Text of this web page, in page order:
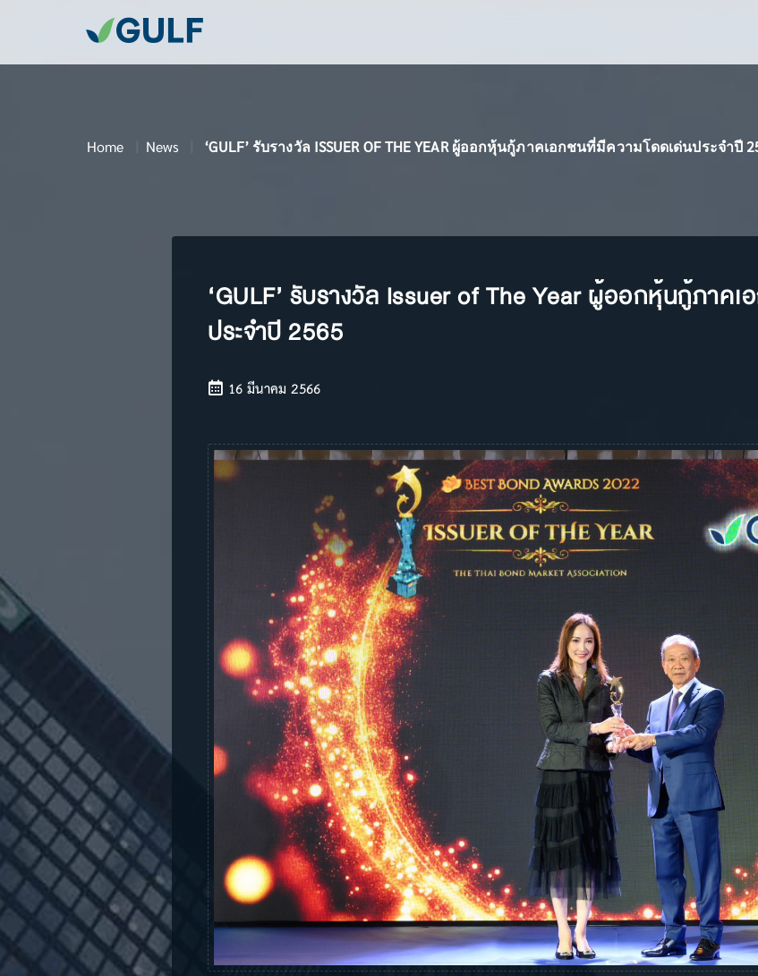
Home News ‘GULF’ รับรางวัล ISSUER OF THE YEAR ผู้ออกหุ้นกู้ภาคเอกชนที่มีความโดดเด่นประจำปี
‘GULF’ รับรางวัล Issuer of The Year ผู้ออกหุ้นกู้ภาค
ประจำปี 2565
16 มีนาคม 2566